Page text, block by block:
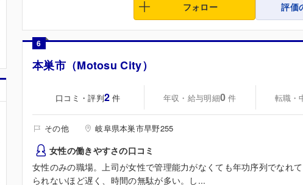
フォロー 評価
6
本巣市（Motosu City）
口コミ・評判2 件 年収・給与明細0 件 転職・
その他 岐阜県本巣市早野255
女性の働きやすさの口コミ
女性のみの職場。上司が女性で管理能力がなくても年功序列でなれ
られないほど遅く、時間の無駄が多い。し...